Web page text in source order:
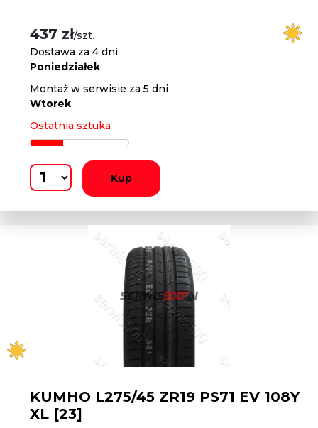
437 zł/szt.
Dostawa za 4 dni
Poniedziałek
Montaż w serwisie za 5 dni
Wtorek
Ostatnia sztuka
Kup
KUMHO L275/45 ZR19 PS71 EV 108Y
XL [23]